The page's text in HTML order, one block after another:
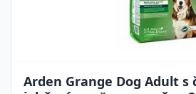
Arden Grange Dog Adult s